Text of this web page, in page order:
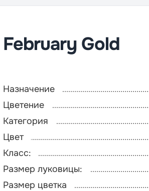
February Gold
Назначение
Цветение
Категория
Цвет
Класс:
Размер луковицы:
Размер цветка